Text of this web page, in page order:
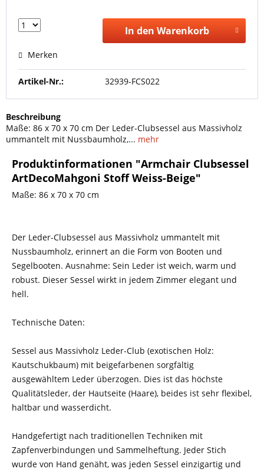
In den Warenkorb
Merken
Artikel-Nr.: 32939-FCS022
Beschreibung
Maße: 86 x 70 x 70 cm Der Leder-Clubsessel aus Massivholz
ummantelt mit Nussbaumholz,... mehr
Produktinformationen "Armchair Clubsessel
ArtDecoMahgoni Stoff Weiss-Beige"
Maße: 86 x 70 x 70 cm
Der Leder-Clubsessel aus Massivholz ummantelt mit
Nussbaumholz, erinnert an die Form von Booten und
Segelbooten. Ausnahme: Sein Leder ist weich, warm und
robust. Dieser Sessel wirkt in jedem Zimmer elegant und
hell.
Technische Daten:
Sessel aus Massivholz Leder-Club (exotischen Holz:
Kautschukbaum) mit beigefarbenen sorgfältig
ausgewähltem Leder überzogen. Dies ist das höchste
Qualitätsleder, der Hautseite (Haare), beides ist sehr flexibel,
haltbar und wasserdicht.
Handgefertigt nach traditionellen Techniken mit
Zapfenverbindungen und Sammelheftung. Jeder Stich
wurde von Hand genäht, was jeden Sessel einzigartig und